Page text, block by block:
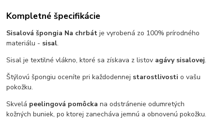
Kompletné špecifikácie
Sisalová špongia Na chrbátje vyrobená zo 100% prírodného
materiálu - sisal.
Sisal je textilné vlákno, ktoré sa získava z listov agávy sisalovej.
Štýlovú špongiu oceníte pri každodennej starostlivosti o vašu
pokožku.
Skvelá peelingová pomôckana odstránenie odumretých
kožných buniek, po ktorej zanecháva jemnú a obnovenú pokožku.